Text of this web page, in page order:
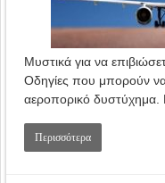
Μυστικά για να
Οδηγίες που μπορούν
αεροπορικό
Περισσότερα